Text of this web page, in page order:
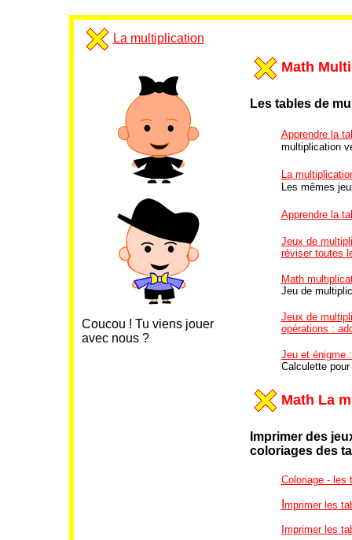
La multiplication
Coucou ! Tu viens jouer
avec nous ?
Math
Les tables de
Apprendre la
multiplication
La
Les mêmes
Apprendre la
Jeux de
réviser toutes
Math
Jeu de
Jeux de
opérations :
Jeu et énigme
Calculette
Math La
Imprimer des
coloriages des
Coloriage - les
mprimer les
Imprimer les